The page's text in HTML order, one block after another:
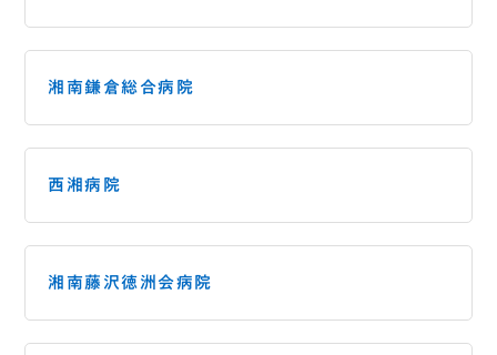
湘南鎌倉総合病院
西湘病院
湘南藤沢徳洲会病院